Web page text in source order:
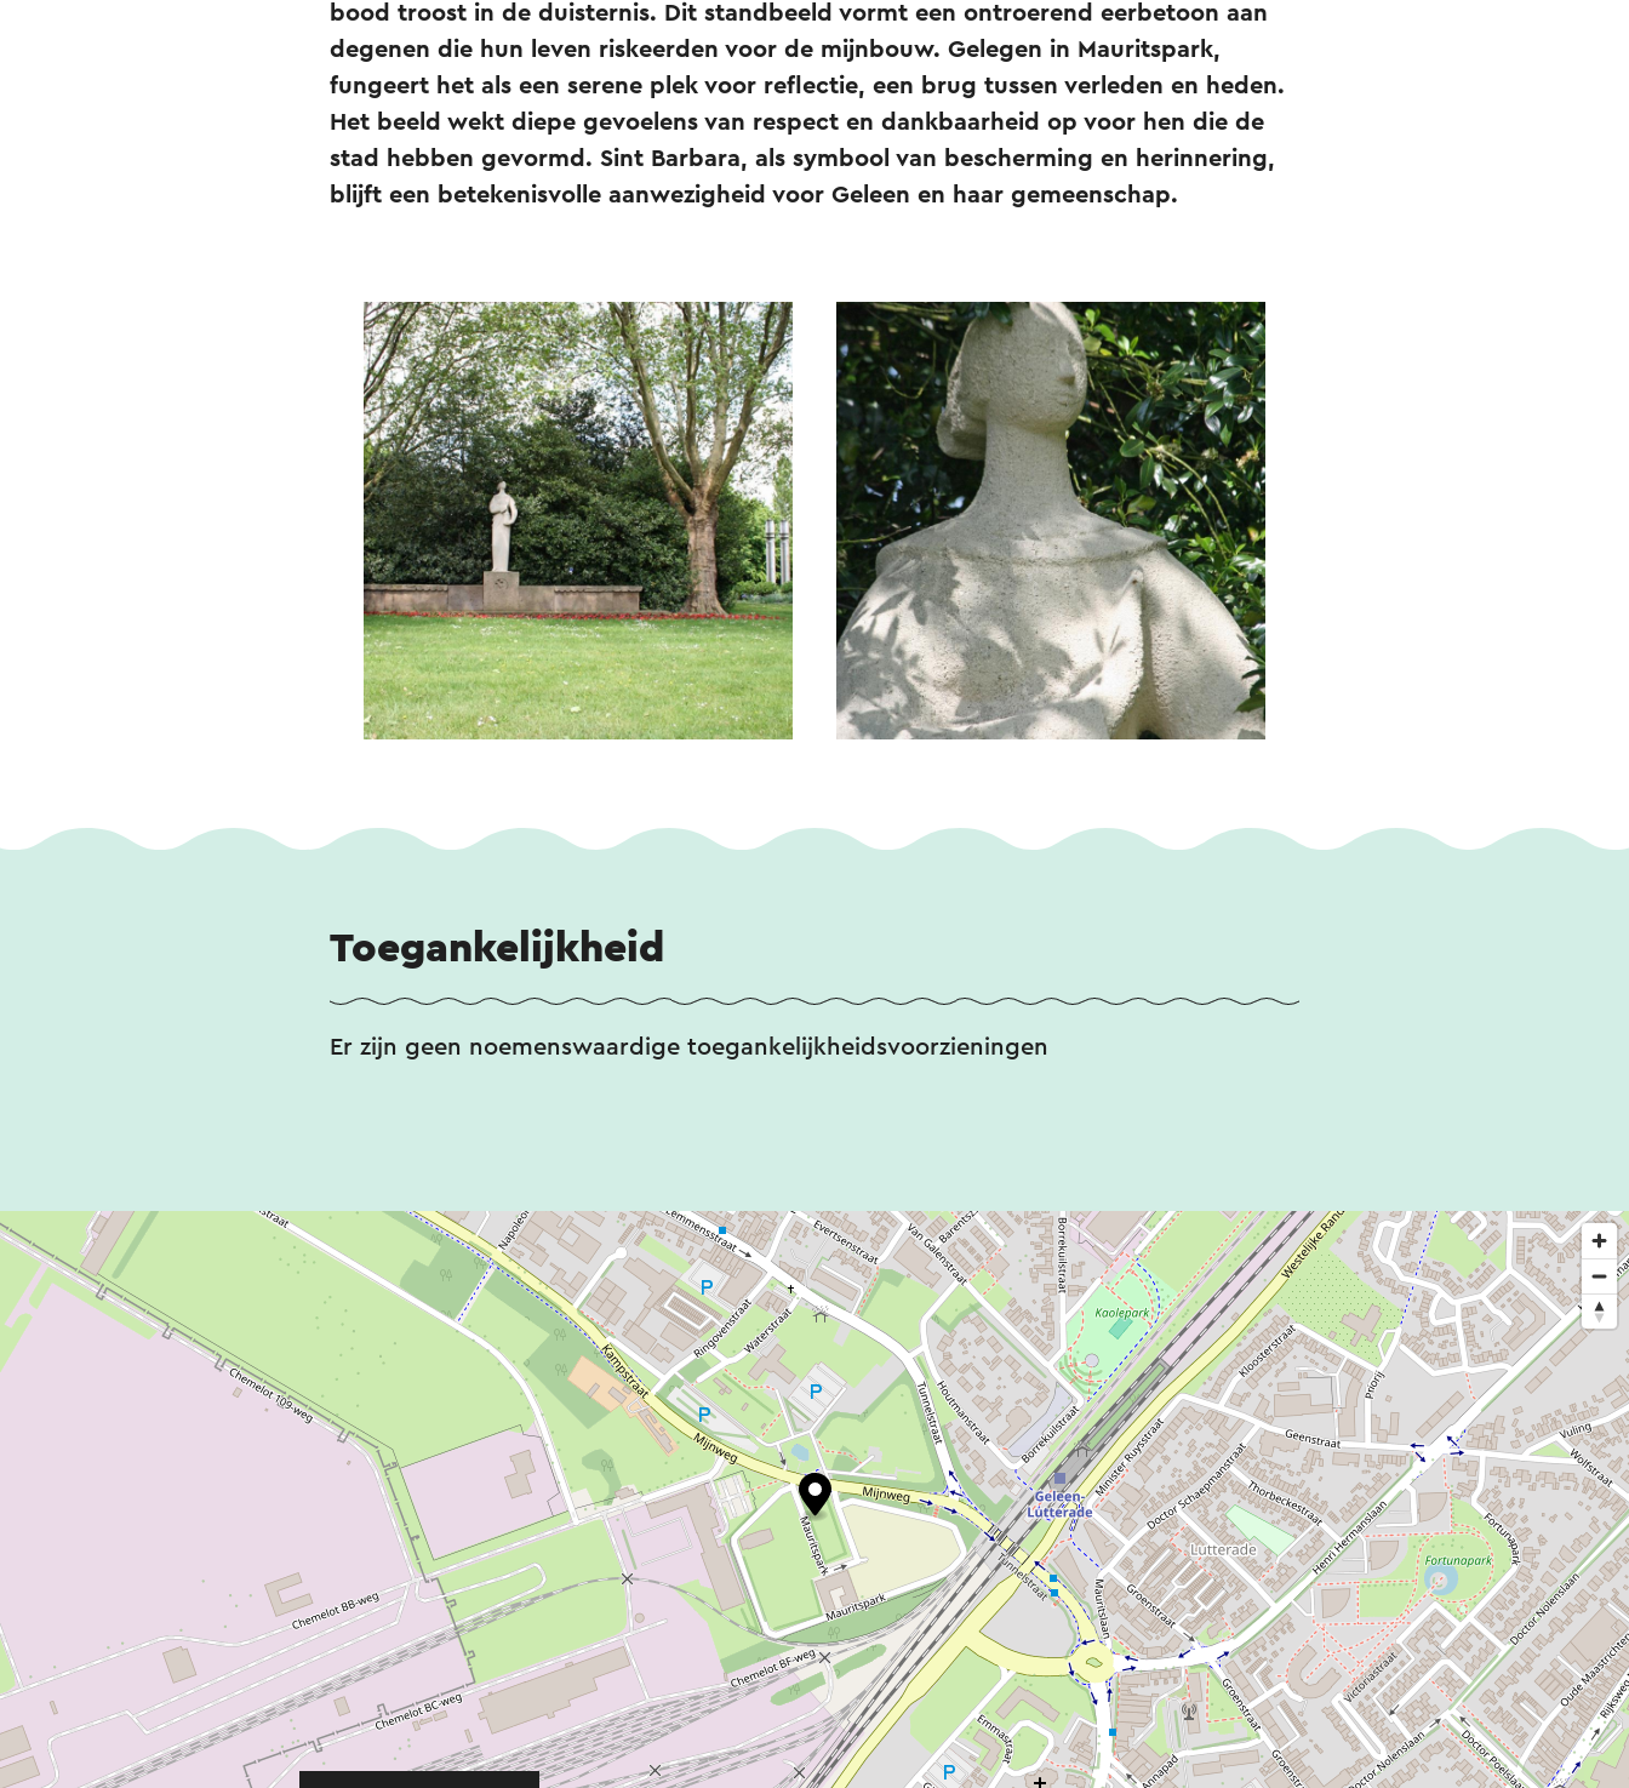
bood troost in de duisternis. Dit standbeeld vormt een ontroerend eerbetoon aan
degenen die hun leven riskeerden voor de mijnbouw. Gelegen in Mauritspark,
fungeert het als een serene plek voor reflectie, een brug tussen verleden en heden.
Het beeld wekt diepe gevoelens van respect en dankbaarheid op voor hen die de
stad hebben gevormd. Sint Barbara, als symbool van bescherming en herinnering,
blijft een betekenisvolle aanwezigheid voor Geleen en haar gemeenschap.
Toegankelijkheid
Er zijn geen noemenswaardige toegankelijkheidsvoorzieningen